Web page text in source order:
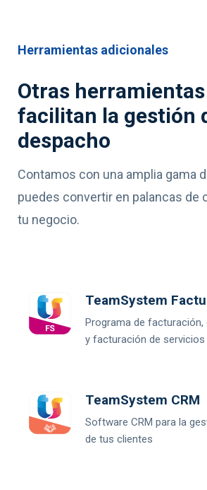
Herramientas adicionales
Otras
facilitan la gestión
despacho
Contamos con una amplia gama
puedes convertir en palancas de
tu negocio.
TeamSystem
Programa de
y facturación de servicios
TeamSystem CRM
Software CRM para la
de tus clientes